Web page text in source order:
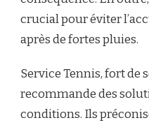
crucial pour éviter
après de fortes pluies.
Service Tennis, fort de
recommande des
conditions. Ils